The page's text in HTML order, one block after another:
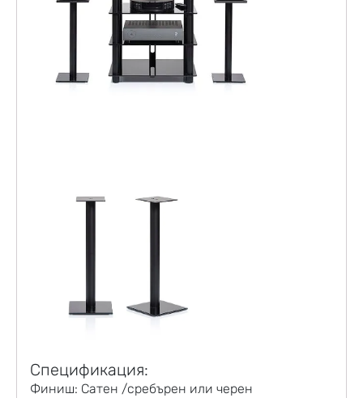
Спецификация:
Финиш: Сатен /сребърен или черен